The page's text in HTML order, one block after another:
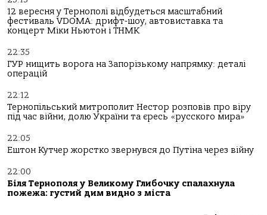
12 вересня у Тернополі відбудеться масштабний
фестиваль VDOMA: дрифт-шоу, автовиставка та
концерт Міки Ньютон і ТНМК
22:35
ГУР нищить ворога на Запорізькому напрямку: деталі
операцій
22:12
Тернопільський митрополит Нестор розповів про віру
під час війни, долю України та єресь «русского мира»
22:05
Ештон Кутчер жорстко звернувся до Путіна через війну
22:00
Біля Тернополя у Великому Глибочку спалахнула
пожежа: густий дим видно з міста